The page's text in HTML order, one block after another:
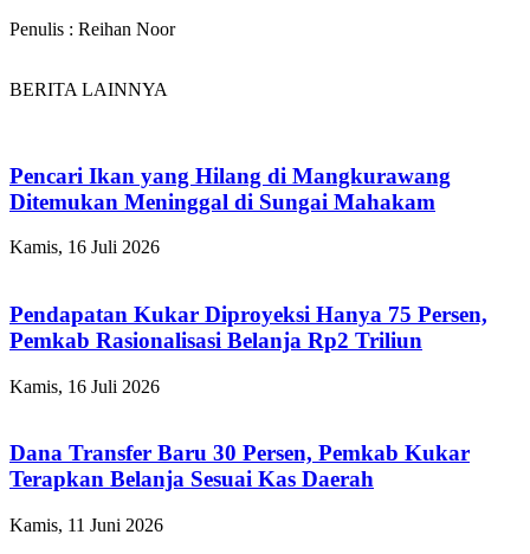
Penulis : Reihan Noor
BERITA LAINNYA
Pencari Ikan yang Hilang di Mangkurawang
Ditemukan Meninggal di Sungai Mahakam
Kamis, 16 Juli 2026
Pendapatan Kukar Diproyeksi Hanya 75 Persen,
Pemkab Rasionalisasi Belanja Rp2 Triliun
Kamis, 16 Juli 2026
Dana Transfer Baru 30 Persen, Pemkab Kukar
Terapkan Belanja Sesuai Kas Daerah
Kamis, 11 Juni 2026